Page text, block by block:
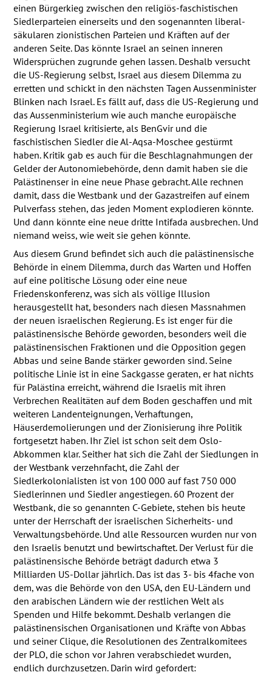
einen Bürgerkieg zwischen den religiös-faschistischen
Siedlerparteien einerseits und den sogenannten liberal-
säkularen zionistischen Parteien und Kräften auf der
anderen Seite. Das könnte Israel an seinen inneren
Widersprüchen zugrunde gehen lassen. Deshalb versucht
die US-Regierung selbst, Israel aus diesem Dilemma zu
erretten und schickt in den nächsten Tagen Aussenminister
Blinken nach Israel. Es fällt auf, dass die US-Regierung und
das Aussenministerium wie auch manche europäische
Regierung Israel kritisierte, als BenGvir und die
faschistischen Siedler die Al-Aqsa-Moschee gestürmt
haben. Kritik gab es auch für die Beschlagnahmungen der
Gelder der Autonomiebehörde, denn damit haben sie die
Palästinenser in eine neue Phase gebracht. Alle rechnen
damit, dass die Westbank und der Gazastreifen auf einem
Pulverfass stehen, das jeden Moment explodieren könnte.
Und dann könnte eine neue dritte Intifada ausbrechen. Und
niemand weiss, wie weit sie gehen könnte.
Aus diesem Grund befindet sich auch die palästinensische
Behörde in einem Dilemma, durch das Warten und Hoffen
auf eine politische Lösung oder eine neue
Friedenskonferenz, was sich als völlige Illusion
herausgestellt hat, besonders nach diesen Massnahmen
der neuen israelischen Regierung. Es ist enger für die
palästinensische Behörde geworden, besonders weil die
palästinensischen Fraktionen und die Opposition gegen
Abbas und seine Bande stärker geworden sind. Seine
politische Linie ist in eine Sackgasse geraten, er hat nichts
für Palästina erreicht, während die Israelis mit ihren
Verbrechen Realitäten auf dem Boden geschaffen und mit
weiteren Landenteignungen, Verhaftungen,
Häuserdemolierungen und der Zionisierung ihre Politik
fortgesetzt haben. Ihr Ziel ist schon seit dem Oslo-
Abkommen klar. Seither hat sich die Zahl der Siedlungen in
der Westbank verzehnfacht, die Zahl der
Siedlerkolonialisten ist von 100 000 auf fast 750 000
Siedlerinnen und Siedler angestiegen. 60 Prozent der
Westbank, die so genannten C-Gebiete, stehen bis heute
unter der Herrschaft der israelischen Sicherheits- und
Verwaltungsbehörde. Und alle Ressourcen wurden nur von
den Israelis benutzt und bewirtschaftet. Der Verlust für die
palästinensische Behörde beträgt dadurch etwa 3
Milliarden US-Dollar jährlich. Das ist das 3- bis 4fache von
dem, was die Behörde von den USA, den EU-Ländern und
den arabischen Ländern wie der restlichen Welt als
Spenden und Hilfe bekommt. Deshalb verlangen die
palästinensischen Organisationen und Kräfte von Abbas
und seiner Clique, die Resolutionen des Zentralkomitees
der PLO, die schon vor Jahren verabschiedet wurden,
endlich durchzusetzen. Darin wird gefordert: